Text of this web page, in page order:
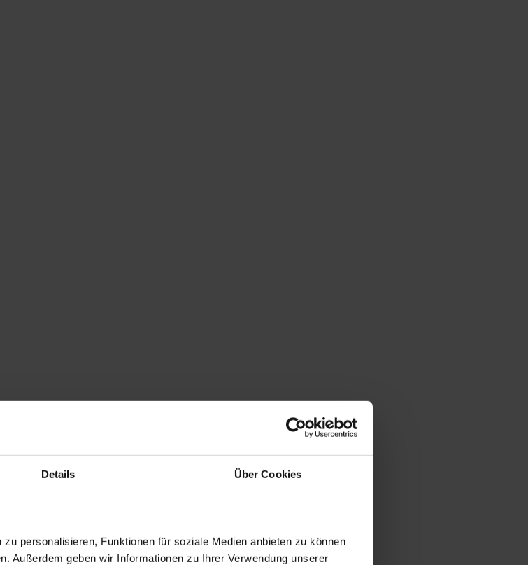
Details Über Cookies
personalisieren, Funktionen für soziale Medien anbieten zu können
Außerdem geben wir Informationen zu Ihrer Verwendung unserer